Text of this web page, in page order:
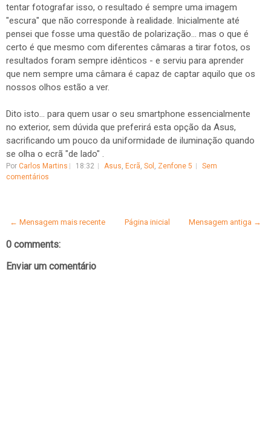
tentar fotografar isso, o resultado é sempre uma imagem
"escura" que não corresponde à realidade. Inicialmente até
pensei que fosse uma questão de polarização... mas o que é
certo é que mesmo com diferentes câmaras a tirar fotos, os
resultados foram sempre idênticos - e serviu para aprender
que nem sempre uma câmara é capaz de captar aquilo que os
nossos olhos estão a ver.
Dito isto... para quem usar o seu smartphone essencialmente
no exterior, sem dúvida que preferirá esta opção da Asus,
sacrificando um pouco da uniformidade de iluminação quando
se olha o ecrã "de lado" .
Por Carlos Martins 18:32 Asus, Ecrã, Sol , Zenfone 5
Sem
comentários
← Mensagem mais recente Mensagem antiga →
Página inicial
0 comments:
Enviar um comentário